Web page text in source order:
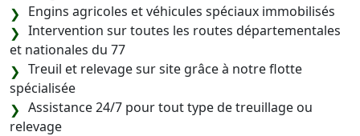
Engins agricoles et véhicules spéciaux immobilisés
Intervention sur toutes les routes départementales
et nationales du 77
Treuil et relevage sur site grâce à notre flotte
spécialisée
Assistance 24/7 pour tout type de treuillage ou
relevage